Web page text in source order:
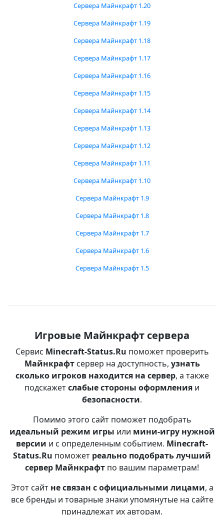
Сервера Майнкрафт 1.20
Сервера Майнкрафт 1.19
Сервера Майнкрафт 1.18
Сервера Майнкрафт 1.17
Сервера Майнкрафт 1.16
Сервера Майнкрафт 1.15
Сервера Майнкрафт 1.14
Сервера Майнкрафт 1.13
Сервера Майнкрафт 1.12
Сервера Майнкрафт 1.11
Сервера Майнкрафт 1.10
Сервера Майнкрафт 1.9
Сервера Майнкрафт 1.8
Сервера Майнкрафт 1.7
Сервера Майнкрафт 1.6
Сервера Майнкрафт 1.5
Игровые Майнкрафт сервера
Сервис Minecraft-Status.Ru поможет проверить
Майнкрафтсервер на доступность, узнать
сколько игроков находится на сервер, а также
подскажетслабые стороны оформления и
безопасности.
Помимо этого сайт поможет подобрать
идеальный режим игры или мини-игру нужной
версии и с определенным событием. Minecraft-
Status.Ru поможет реально подобрать лучший
сервер Майнкрафт по вашим параметрам!
Этот сайт не связан с официальными лицами, а
все бренды и товарные знаки упомянутые на сайте
принадлежат их авторам.